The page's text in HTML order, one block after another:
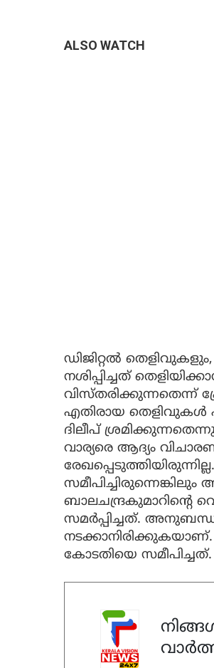
ALSO WATCH
ഡിജിറ്റല്‍
നശിപ്പിച്ചത്
വിസ്തരിക്കുന്നതെന്ന്
എതിരായ തെളിവുകള്‍
ദിലീപ്
വാര്യരെ ആദ്യം
സമര്‍പ്പിച്ചത്.
കോടതിയെ സമീപിച്ചത്.